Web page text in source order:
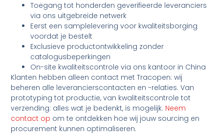
Toegang tot honderden geverifieerde leveranciers
via ons uitgebreide netwerk
Eerst een samplelevering voor kwaliteitsborging
voordat je bestelt
Exclusieve productontwikkeling zonder
catalogusbeperkingen
On-site kwaliteitscontrole via ons kantoor in China
Klanten hebben alleen contact met Tracopen: wij
beheren alle leverancierscontacten en -relaties. Van
prototyping tot productie, van kwaliteitscontrole tot
verzending: alles wat je bedenkt, is mogelijk. Neem
contact op om te ontdekken hoe wij jouw sourcing en
procurement kunnen optimaliseren.